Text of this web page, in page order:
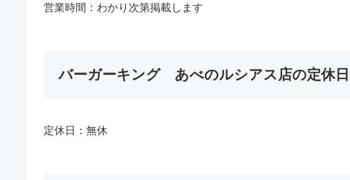
営業時間：わかり次第掲載します
バーガーキング あべのルシアス店の定休日
定休日：無休